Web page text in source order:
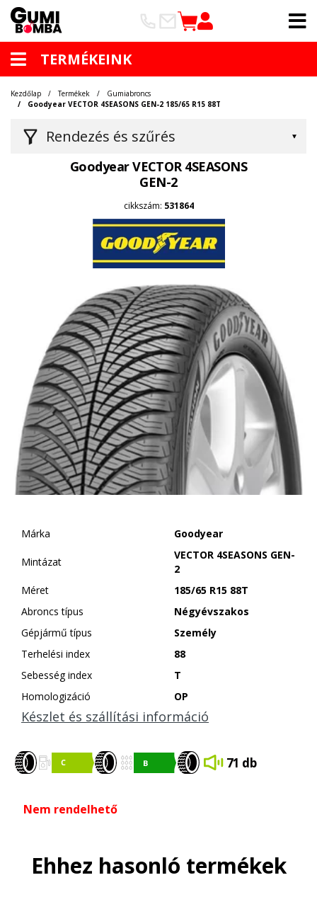
TERMÉKEINK
Rendezés és szűrés
Kezdőlap Termékek
Gumiabroncs
Goodyear VECTOR 4SEASONS GEN-2 185/65 R15 88T
Goodyear VECTOR 4SEASONS
GEN-2
cikkszám: 531864
Márka Goodyear
Mintázat
VECTOR 4SEASONS GEN-
2
Méret
185/65 R15 88T
Abroncs típus
Négyévszakos
Gépjármű típus
Személy
Terhelési index
88
Sebesség index
T
Homologizáció
OP
Készlet és szállítási információ
71 db
Nem rendelhető
Ehhez hasonló termékek